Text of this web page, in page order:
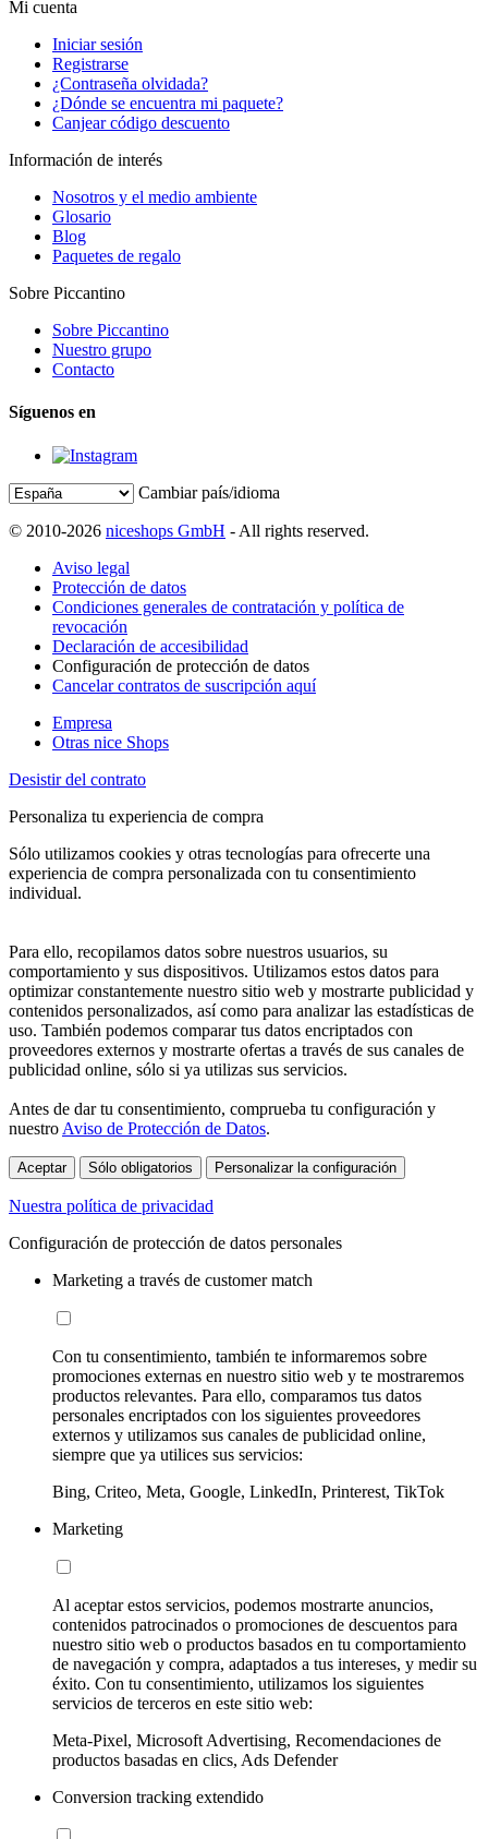
Mi cuenta
Iniciar sesión
Registrarse
¿Contraseña olvidada?
¿Dónde se encuentra mi paquete?
Canjear código descuento
Información de interés
Nosotros y el medio ambiente
Glosario
Blog
Paquetes de regalo
Sobre Piccantino
Sobre Piccantino
Nuestro grupo
Contacto
Síguenos en
Cambiar país/idioma
© 2010-2026 niceshops GmbH - All rights reserved.
Aviso legal
Protección de datos
Condiciones generales de contratación y política de
revocación
Declaración de accesibilidad
Configuración de protección de datos
Cancelar contratos de suscripción aquí
Empresa
Otras nice Shops
Desistir del contrato
Personaliza tu experiencia de compra
Sólo utilizamos cookies y otras tecnologías para ofrecerte una
experiencia de compra personalizada con tu consentimiento
individual.
Para ello, recopilamos datos sobre nuestros usuarios, su
comportamiento y sus dispositivos. Utilizamos estos datos para
optimizar constantemente nuestro sitio web y mostrarte publicidad y
contenidos personalizados, así como para analizar las estadísticas de
uso. También podemos comparar tus datos encriptados con
proveedores externos y mostrarte ofertas a través de sus canales de
publicidad online, sólo si ya utilizas sus servicios.
Antes de dar tu consentimiento, comprueba tu configuración y
nuestro Aviso de Protección de Datos.
Aceptar Sólo obligatorios Personalizar la configuración
Nuestra política de privacidad
Configuración de protección de datos personales
Marketing a través de customer match
Con tu consentimiento, también te informaremos sobre
promociones externas en nuestro sitio web y te mostraremos
productos relevantes. Para ello, comparamos tus datos
personales encriptados con los siguientes proveedores
externos y utilizamos sus canales de publicidad online,
siempre que ya utilices sus servicios:
Bing, Criteo, Meta, Google, LinkedIn, Printerest, TikTok
Marketing
Al aceptar estos servicios, podemos mostrarte anuncios,
contenidos patrocinados o promociones de descuentos para
nuestro sitio web o productos basados en tu comportamiento
de navegación y compra, adaptados a tus intereses, y medir su
éxito. Con tu consentimiento, utilizamos los siguientes
servicios de terceros en este sitio web:
Meta-Pixel, Microsoft Advertising, Recomendaciones de
productos basadas en clics, Ads Defender
Conversion tracking extendido